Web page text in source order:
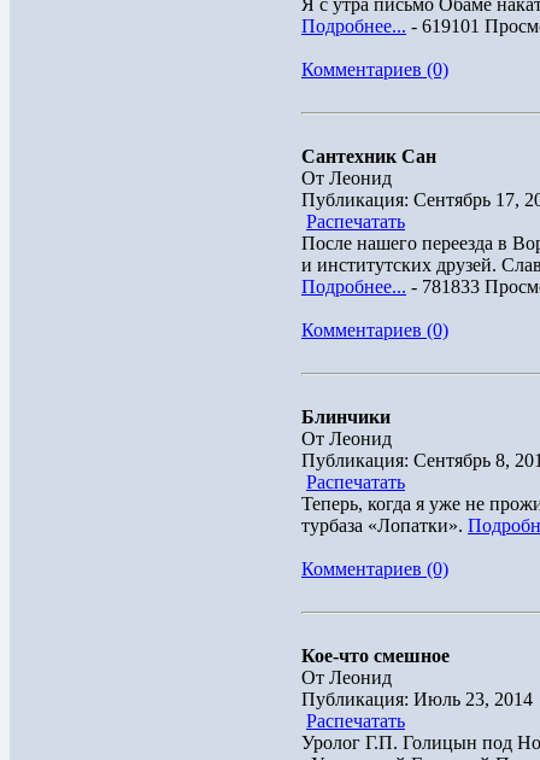
Я с утра письмо Обаме
Подробнее... - 619101
Комментариев (0)
Сантехник Сан
От Леонид
Публикация: Сентябрь 17,
Распечатать
После нашего переезда в
и институтских друзей.
Подробнее... - 781833
Комментариев (0)
Блинчики
От Леонид
Публикация: Сентябрь 8,
Распечатать
Теперь, когда я уже не
турбаза «Лопатки».
Комментариев (0)
Кое-что смешное
От Леонид
Публикация: Июль 23, 2014
Распечатать
Уролог Г.П. Голицын под